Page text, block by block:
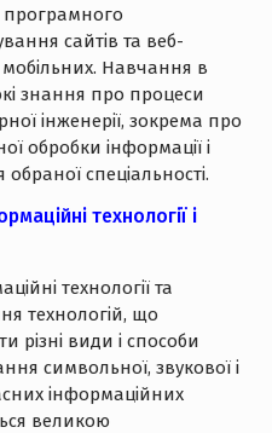
програмного
сайтів та веб-
мобільних. Навчання в
знання про процеси
інженерії, зокрема про
обробки інформації і
спеціальності.
технології і
технології та
технологій, що
різні види і способи
символьної, звукової і
інформаційних
великою